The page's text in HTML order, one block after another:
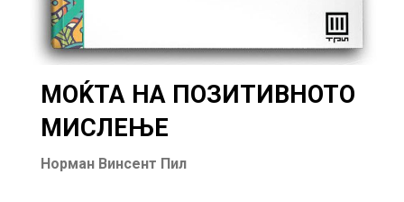
МОЌТА НА ПОЗИТИВНОТО
МИСЛЕЊЕ
Норман Винсент Пил